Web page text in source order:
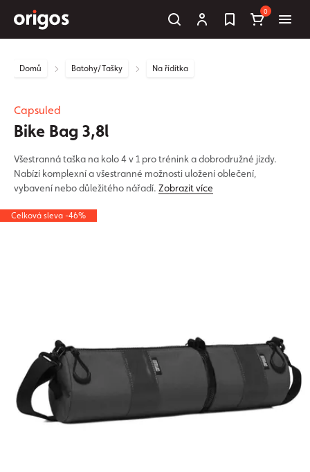
0
Domů Batohy/Tašky Na řídítka
Capsuled
Bike Bag 3,8l
Všestranná taška na kolo 4 v 1 pro trénink a dobrodružné jízdy.
Nabízí komplexní a všestranné možnosti uložení oblečení,
vybavení nebo důležitého nářadí. Zobrazit více
Celková sleva -46%